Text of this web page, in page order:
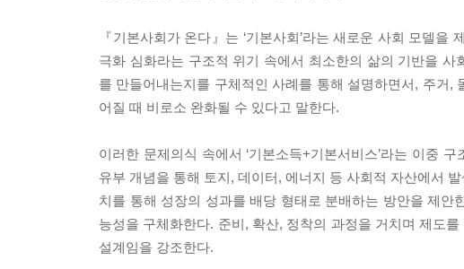
『기본사회가 온다』는 ‘기본사회’라는 새로운 사회 모델
극화 심화라는 구조적 위기 속에서 최소한의 삶의 기반을
를 만들어내는지를 구체적인 사례를 통해 설명하면서, 주거
어질 때 비로소 완화될 수 있다고 말한다.
이러한 문제의식 속에서 ‘기본소득+기본서비스’라는 이중
유부 개념을 통해 토지, 데이터, 에너지 등 사회적 자산에서
치를 통해 성장의 성과를 배당 형태로 분배하는 방안을 제
능성을 구체화한다. 준비, 확산, 정착의 과정을 거치며 제도
설계임을 강조한다.